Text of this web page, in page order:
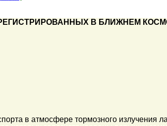
В БЛИЖНЕМ
в атмосфере тормозного излучения